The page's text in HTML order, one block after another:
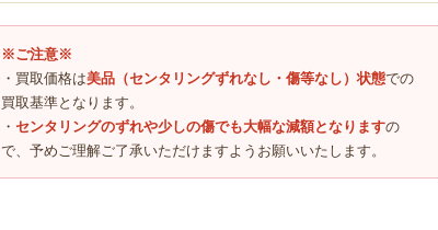
※ご注意※
・買取価格は美品（センタリングずれなし・傷等なし）状態での
買取基準となります。
・ センタリングのずれや少しの傷でも大幅な減額となりますの
で、予めご理解ご了承いただけますようお願いいたします。